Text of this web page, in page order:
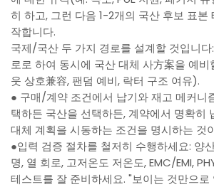
히 하고, 그런 다음 1-2개의 국산 후보 표본
작합니다.
국제/국산 두 가지 경로를 설계할 것입니다
로로 하여 동시에 국산 대체 사方案을 예
웃 상호兼容, 팬덤 예비, 락터 구조 여유).
● 구매/계약 조건에서 납기와 재고 메커니
택하든 국산을 선택하든, 계약에서 명확히
대체 계획을 시동하는 조건을 명시하는 것
●입력 검증 절차를 철저히 수행하세요: 양
명, 열 회로, 고저온도 저온도, EMC/EMI,
테스트를 잘 준비하세요. "보이는 것만으로